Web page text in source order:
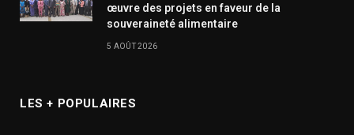
œuvre des projets en faveur de la
souveraineté alimentaire
5 AOÛT 2026
LES + POPULAIRES